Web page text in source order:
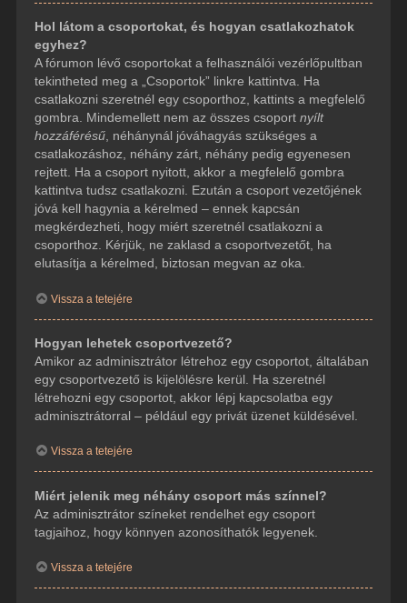
Hol látom a csoportokat, és hogyan csatlakozhatok
egyhez?
A fórumon lévő csoportokat a felhasználói vezérlőpultban
tekintheted meg a „Csoportok” linkre kattintva. Ha
csatlakozni szeretnél egy csoporthoz, kattints a megfelelő
gombra. Mindemellett nem az összes csoport nyílt
hozzáférésű, néhánynál jóváhagyás szükséges a
csatlakozáshoz, néhány zárt, néhány pedig egyenesen
rejtett. Ha a csoport nyitott, akkor a megfelelő gombra
kattintva tudsz csatlakozni. Ezután a csoport vezetőjének
jóvá kell hagynia a kérelmed – ennek kapcsán
megkérdezheti, hogy miért szeretnél csatlakozni a
csoporthoz. Kérjük, ne zaklasd a csoportvezetőt, ha
elutasítja a kérelmed, biztosan megvan az oka.
Vissza a tetejére
Hogyan lehetek csoportvezető?
Amikor az adminisztrátor létrehoz egy csoportot, általában
egy csoportvezető is kijelölésre kerül. Ha szeretnél
létrehozni egy csoportot, akkor lépj kapcsolatba egy
adminisztrátorral – például egy privát üzenet küldésével.
Vissza a tetejére
Miért jelenik meg néhány csoport más színnel?
Az adminisztrátor színeket rendelhet egy csoport
tagjaihoz, hogy könnyen azonosíthatók legyenek.
Vissza a tetejére